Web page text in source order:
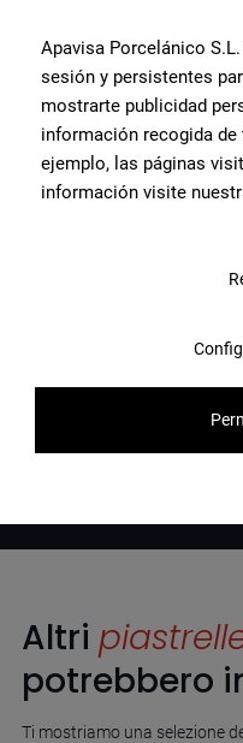
Contattaci
Altri
potrebbero
Ti mostriamo una selezione
Apavisa Porcelánico
sesión y persistentes
mostrarte publicidad
información recogida
ejemplo, las páginas
información visite